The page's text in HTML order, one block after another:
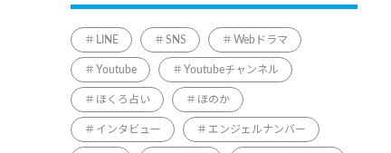
LINE SNS Webドラマ
Youtube Youtubeチャンネル
ほくろ占い ほのか
インタビュー エンジェルナンバー